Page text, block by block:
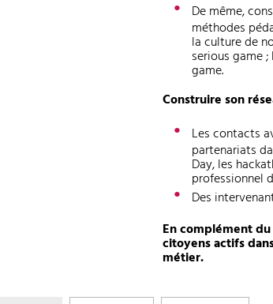
De même,
méthodes
la culture de
serious game
game.
Construire son
Les contacts
partenariats
Day, les
professionnel
Des
En complément
citoyens actifs
métier.